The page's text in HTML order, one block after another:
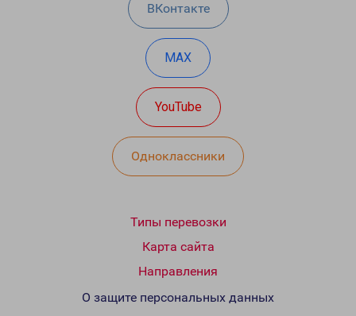
ВКонтакте
MAX
YouTube
Одноклассники
Типы перевозки
Карта сайта
Направления
О защите персональных данных